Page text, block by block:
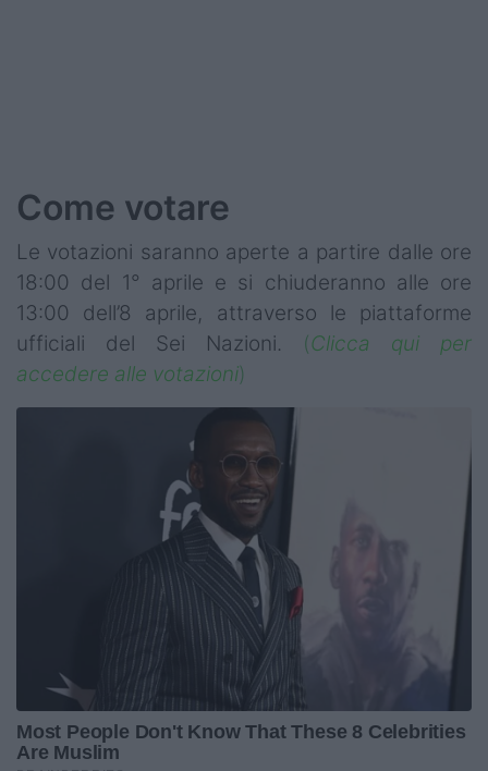
Come votare
Le votazioni saranno aperte a partire dalle ore
18:00 del 1° aprile e si chiuderanno alle ore
13:00 dell’8 aprile, attraverso le piattaforme
ufficiali del Sei Nazioni. (Clicca qui per
accedere alle votazioni)